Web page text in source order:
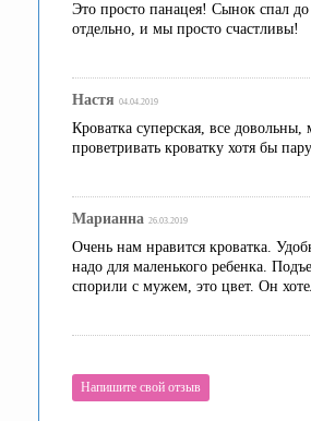
Это просто панацея! Сынок спал до
отдельно, и мы просто счастливы!
Настя 04.04.2019
Кроватка суперская, все
проветривать кроватку хотя бы
Марианна 26.03.2019
Очень нам нравится кроватка.
надо для маленького ребенка.
спорили с мужем, это цвет. Он
Напишите свой отзыв